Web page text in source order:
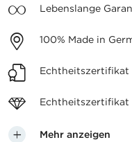
Lebenslange
100% Made in
Echtheitszertifikat
Echtheitszertifikat
Mehr anzeigen